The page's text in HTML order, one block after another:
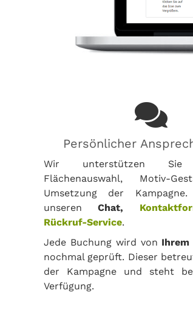
Persönlicher
Wir unterstützen
Flächenauswahl, Motiv-
Umsetzung der
unserenChat,
Rückruf-Service.
Jede Buchung wird von Ihrem
nochmal geprüft. Dieser
der Kampagne und steht
Verfügung.